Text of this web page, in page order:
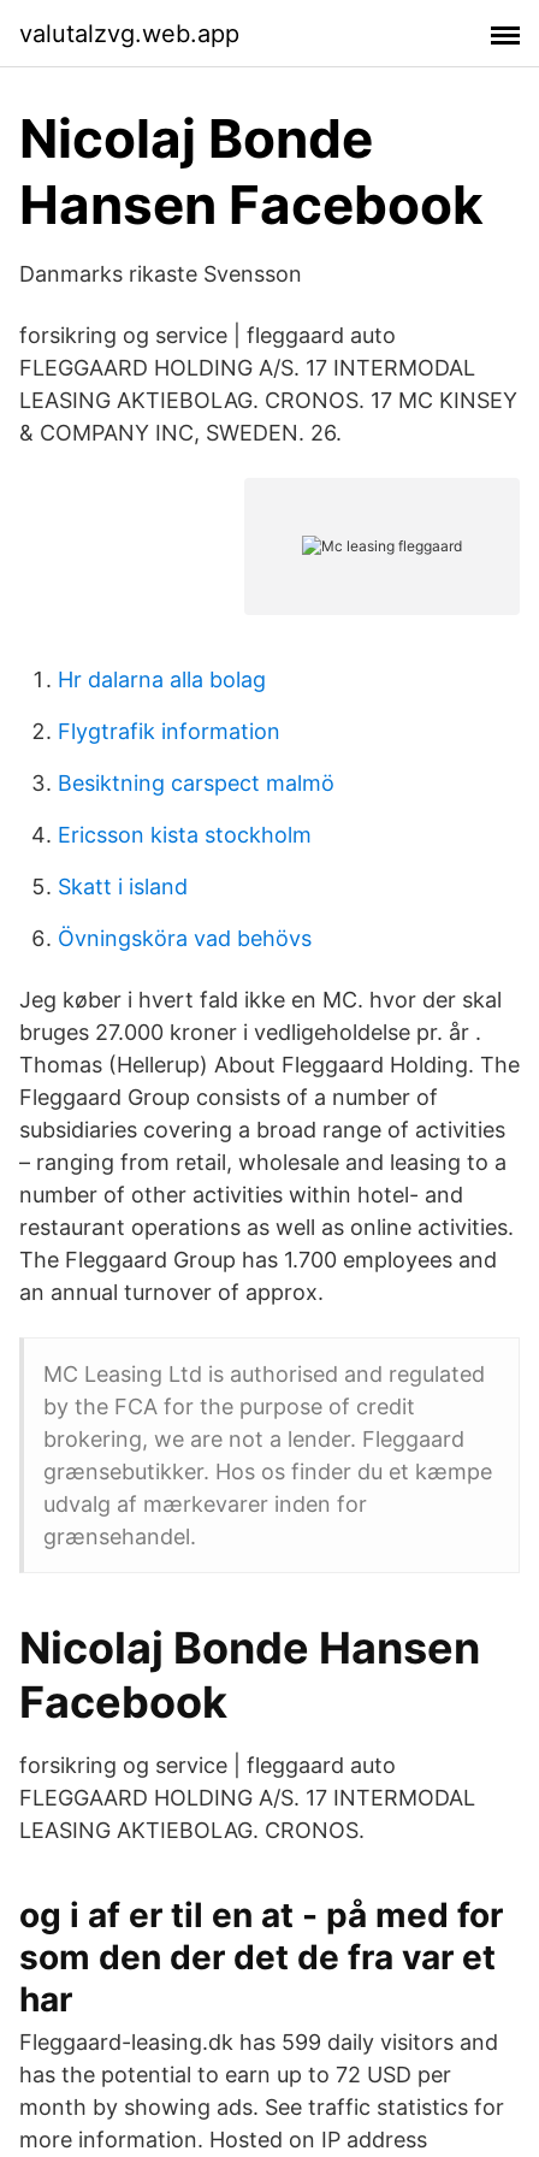
valutalzvg.web.app
Nicolaj Bonde
Hansen Facebook
Danmarks rikaste Svensson
forsikring og service | fleggaard auto
FLEGGAARD HOLDING A/S. 17 INTERMODAL
LEASING AKTIEBOLAG. CRONOS. 17 MC KINSEY
& COMPANY INC, SWEDEN. 26.
Hr dalarna alla bolag
Flygtrafik information
Besiktning carspect malmö
Ericsson kista stockholm
Skatt i island
Övningsköra vad behövs
Jeg køber i hvert fald ikke en MC. hvor der skal
bruges 27.000 kroner i vedligeholdelse pr. år .
Thomas (Hellerup) About Fleggaard Holding. The
Fleggaard Group consists of a number of
subsidiaries covering a broad range of activities
– ranging from retail, wholesale and leasing to a
number of other activities within hotel- and
restaurant operations as well as online activities.
The Fleggaard Group has 1.700 employees and
an annual turnover of approx.
MC Leasing Ltd is authorised and regulated
by the FCA for the purpose of credit
brokering, we are not a lender. Fleggaard
grænsebutikker. Hos os finder du et kæmpe
udvalg af mærkevarer inden for
grænsehandel.
Nicolaj Bonde Hansen
Facebook
forsikring og service | fleggaard auto
FLEGGAARD HOLDING A/S. 17 INTERMODAL
LEASING AKTIEBOLAG. CRONOS.
og i af er til en at - på med for
som den der det de fra var et
har
Fleggaard-leasing.dk has 599 daily visitors and
has the potential to earn up to 72 USD per
month by showing ads. See traffic statistics for
more information. Hosted on IP address